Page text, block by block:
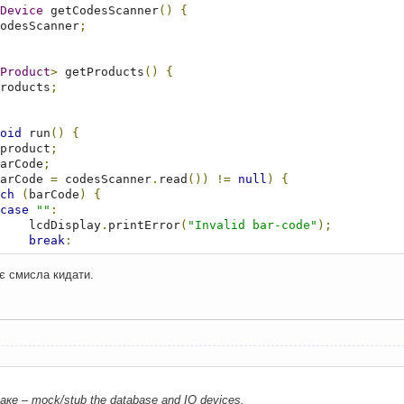
getCodesScanner()
{
;
Product> getProducts ()
{
;
run ()
{
;
;
= codesScanner. read ()) != null )
{
( barCode )
{
case
"" :
                    lcdDisplay
. printError( "Invalid bar-code" );
break;
case "exit":
                    printProductsAndTotalPrice
                    product
= Inventory.getProduct(barCode);
                         lcdDisplay
. printError("Product not found");
}else {
                         products
. add product
);
смисла кидати.
– mock/stub the database and IO devices.